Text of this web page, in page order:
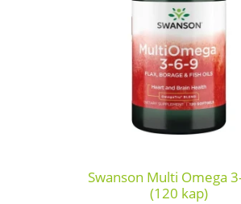
Swanson Multi Omega
(120 kap)